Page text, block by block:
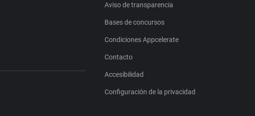
Aviso de transparencia
Bases de concursos
Condiciones Appcelerate
Contacto
Accesibilidad
Configuración de la privacidad